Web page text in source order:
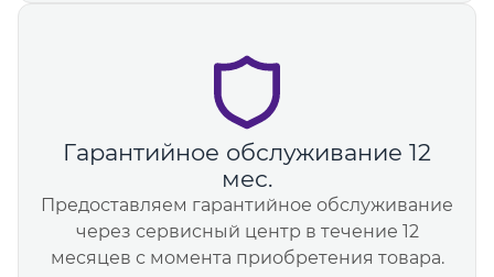
Гарантийное обслуживание 12
мес.
Предоставляем гарантийное обслуживание
через сервисный центр в течение 12
месяцев с момента приобретения товара.